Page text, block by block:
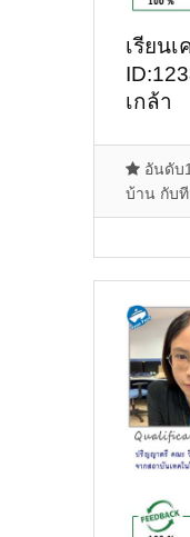
เรียน
เกล้า
อันดับ
บ้าน กับ